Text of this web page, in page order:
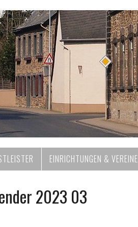
EINRICHTUNGEN & VEREINE
2023 03